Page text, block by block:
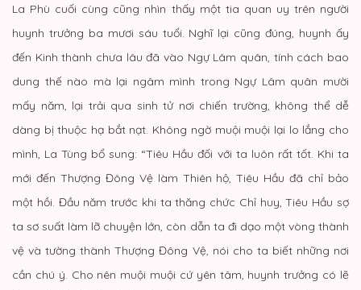
La Phù cuối cùng cũng nhìn thấy một tia quan uy trên người
huynh trưởng ba mươi sáu tuổi. Nghĩ lại cũng đúng, huynh ấy
đến Kinh thành chưa lâu đã vào Ngự Lâm quân, tính cách bao
dung thế nào mà lại ngâm mình trong Ngự Lâm quân mười
mấy năm, lại trải qua sinh tử nơi chiến trường, không thể dễ
dàng bị thuộc hạ bắt nạt. Không ngờ muội muội lại lo lắng cho
mình, La Tùng bổ sung: “Tiêu Hầu đối với ta luôn rất tốt. Khi ta
mới đến Thượng Đông Vệ làm Thiên hộ, Tiêu Hầu đã chỉ bảo
một hồi. Đầu năm trước khi ta thăng chức Chỉ huy, Tiêu Hầu sợ
ta sơ suất làm lỡ chuyện lớn, còn dẫn ta đi dạo một vòng thành
vệ và tường thành Thượng Đông Vệ, nói cho ta biết những nơi
cần chú ý. Cho nên muội muội cứ yên tâm, huynh trưởng có lẽ